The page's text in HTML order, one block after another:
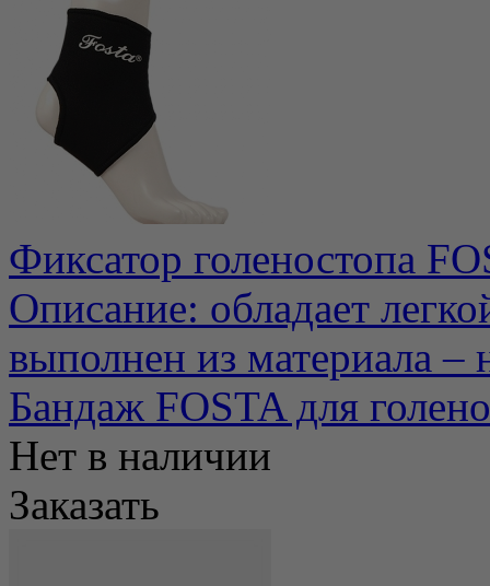
Фиксатор голеностопа
Описание: обладает
выполнен из материала –
Бандаж FOSTA для
Нет в наличии
Заказать